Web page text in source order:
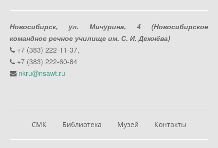
Новосибирск, ул. Мичурина, 4 (Новосибирское
командное речное училище им. С. И. Дежнёва)
+7 (383) 222-11-37,
+7 (383) 222-60-84
nkru@nsawt.ru
СМК Библиотека Музей Контакты